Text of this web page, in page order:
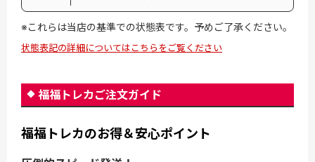
※これらは当店の基準での状態表です。予めご了承ください。
状態表記の詳細についてはこちらをご覧ください
福福トレカご注文ガイド
福福トレカのお得＆安心ポイント